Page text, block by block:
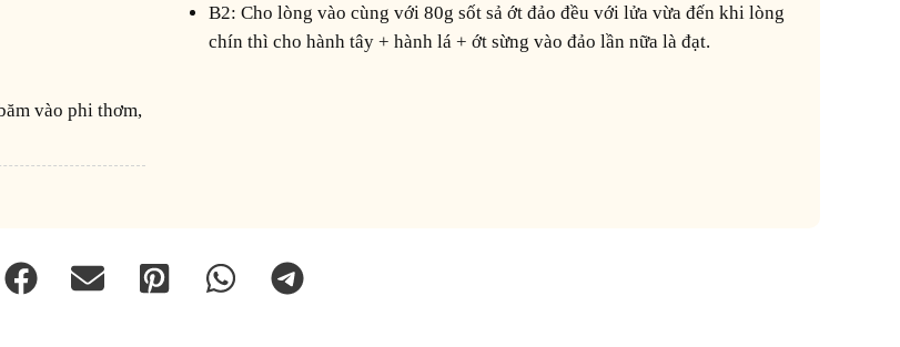
B2: Cho lòng vào cùng với 80g sốt sả ớt đảo đều với lửa vừa đến khi lòng
chín thì cho hành tây + hành lá + ớt sừng vào đảo lần nữa là đạt.